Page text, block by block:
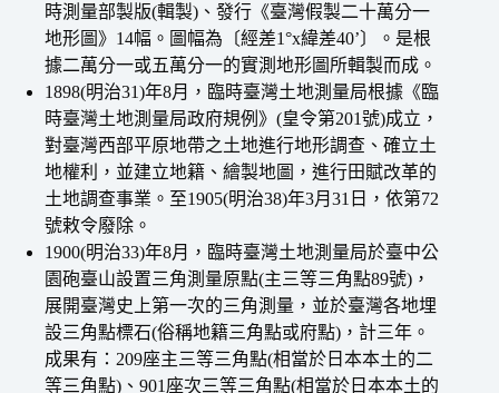
時測量部製版(輯製)、發行《臺灣假製二十萬分一
地形圖》14幅。圖幅為〔經差1°x緯差40’〕。是根
據二萬分一或五萬分一的實測地形圖所輯製而成。
1898(明治31)年8月，臨時臺灣土地測量局根據《臨
時臺灣土地測量局政府規例》(皇令第201號)成立，
對臺灣西部平原地帶之土地進行地形調查、確立土
地權利，並建立地籍、繪製地圖，進行田賦改革的
土地調查事業。至1905(明治38)年3月31日，依第72
號敕令廢除。
1900(明治33)年8月，臨時臺灣土地測量局於臺中公
園砲臺山設置三角測量原點(主三等三角點89號)，
展開臺灣史上第一次的三角測量，並於臺灣各地埋
設三角點標石(俗稱地籍三角點或府點)，計三年。
成果有：209座主三等三角點(相當於日本本土的二
等三角點)、901座次三等三角點(相當於日本本土的